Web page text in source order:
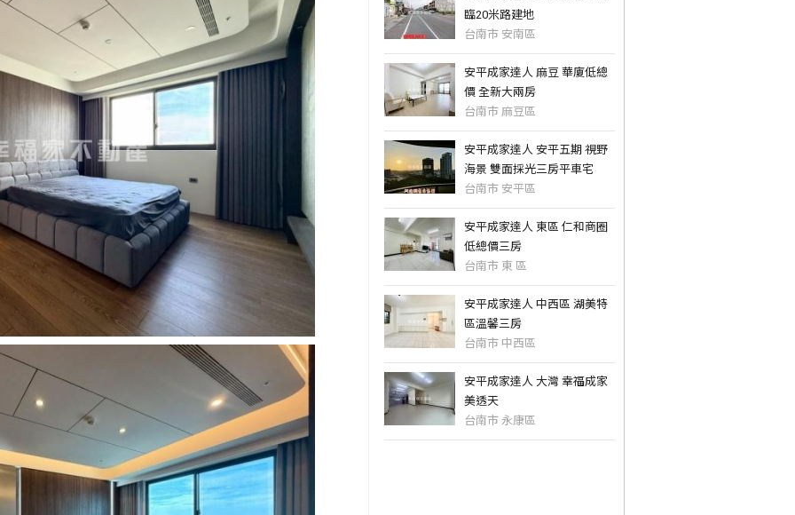
臨20米路建地
台南市 安南區
安平成家達人 麻豆 華廈低總
價 全新大兩房
台南市 麻豆區
安平成家達人 安平五期 視野
海景 雙面採光三房平車宅
台南市 安平區
安平成家達人 東區 仁和商圈
低總價三房
台南市 東 區
安平成家達人 中西區 湖美特
區溫馨三房
台南市 中西區
安平成家達人 大灣 幸福成家
美透天
台南市 永康區